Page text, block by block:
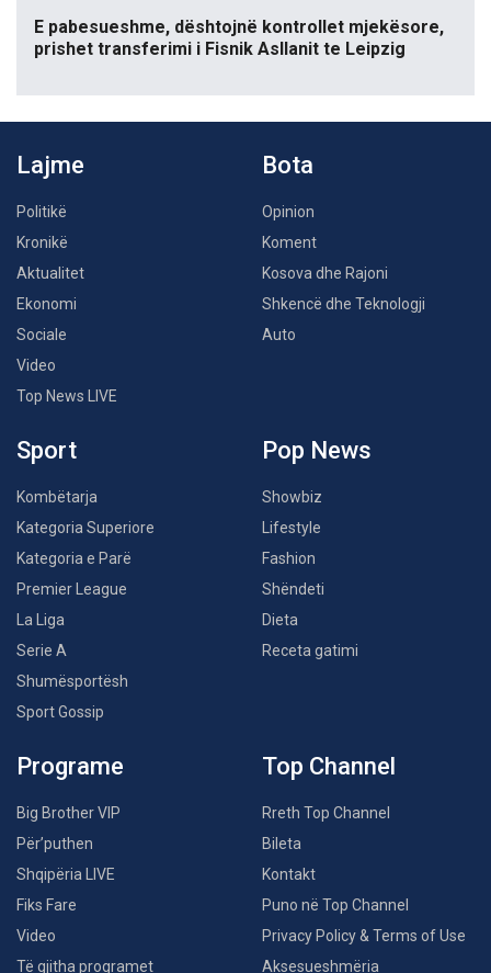
E pabesueshme, dështojnë kontrollet mjekësore,
prishet transferimi i Fisnik Asllanit te Leipzig
Lajme
Politikë
Kronikë
Aktualitet
Ekonomi
Sociale
Video
Top News LIVE
Bota
Opinion
Koment
Kosova dhe Rajoni
Shkencë dhe Teknologji
Auto
Sport
Kombëtarja
Kategoria Superiore
Kategoria e Parë
Premier League
La Liga
Serie A
Shumësportësh
Sport Gossip
Pop News
Showbiz
Lifestyle
Fashion
Shëndeti
Dieta
Receta gatimi
Programe
Big Brother VIP
Për’puthen
Shqipëria LIVE
Fiks Fare
Video
Të gjitha programet
Top Channel
Rreth Top Channel
Bileta
Kontakt
Puno në Top Channel
Privacy Policy & Terms of Use
Aksesueshmëria